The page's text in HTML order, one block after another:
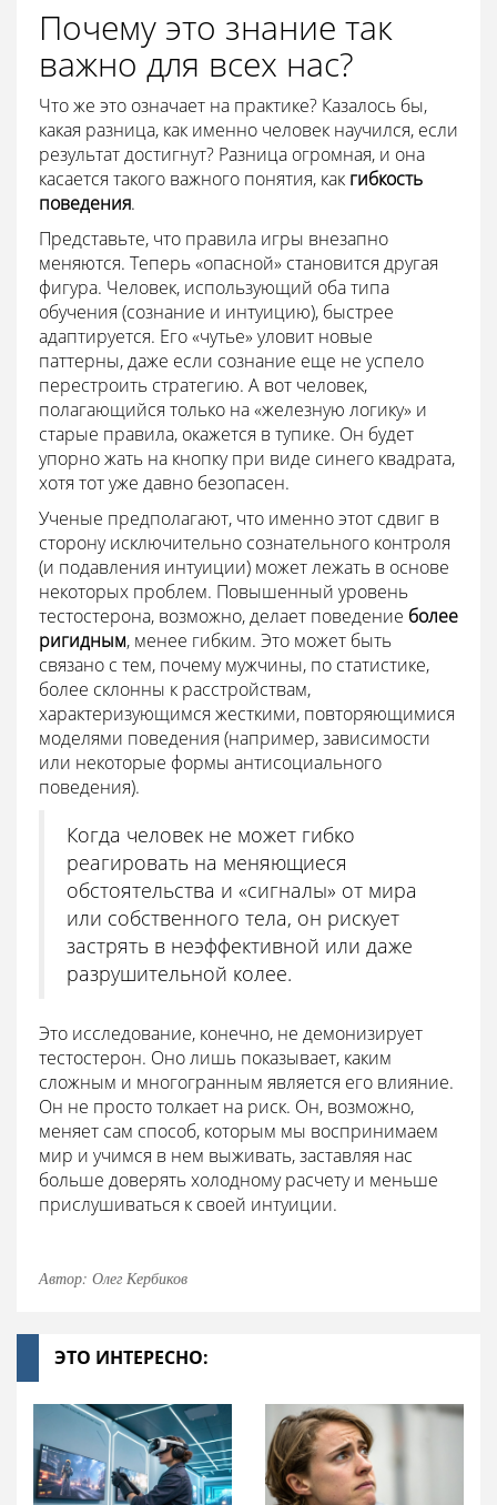
Почему это знание так
важно для всех нас?
Что же это означает на практике? Казалось бы,
какая разница, как именно человек научился, если
результат достигнут? Разница огромная, и она
касается такого важного понятия, как гибкость
поведения.
Представьте, что правила игры внезапно
меняются. Теперь «опасной» становится другая
фигура. Человек, использующий оба типа
обучения (сознание и интуицию), быстрее
адаптируется. Его «чутье» уловит новые
паттерны, даже если сознание еще не успело
перестроить стратегию. А вот человек,
полагающийся только на «железную логику» и
старые правила, окажется в тупике. Он будет
упорно жать на кнопку при виде синего квадрата,
хотя тот уже давно безопасен.
Ученые предполагают, что именно этот сдвиг в
сторону исключительно сознательного контроля
(и подавления интуиции) может лежать в основе
некоторых проблем. Повышенный уровень
тестостерона, возможно, делает поведение более
ригидным, менее гибким. Это может быть
связано с тем, почему мужчины, по статистике,
более склонны к расстройствам,
характеризующимся жесткими, повторяющимися
моделями поведения (например, зависимости
или некоторые формы антисоциального
поведения).
Когда человек не может гибко
реагировать на меняющиеся
обстоятельства и «сигналы» от мира
или собственного тела, он рискует
застрять в неэффективной или даже
разрушительной колее.
Это исследование, конечно, не демонизирует
тестостерон. Оно лишь показывает, каким
сложным и многогранным является его влияние.
Он не просто толкает на риск. Он, возможно,
меняет сам способ, которым мы воспринимаем
мир и учимся в нем выживать, заставляя нас
больше доверять холодному расчету и меньше
прислушиваться к своей интуиции.
Автор: Олег Кербиков
ЭТО ИНТЕРЕСНО: